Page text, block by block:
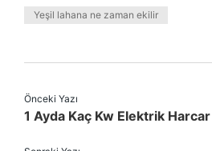
Yeşil lahana ne zaman ekilir
Önceki Yazı
1 Ayda Kaç Kw Elektrik Harcar